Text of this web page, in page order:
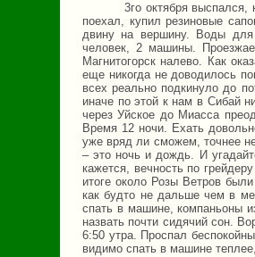
3го октября
поехал, купил резиновые
двину на вершину. Воды
человек, 2 машины.
Магнитогорск налево. Как
еще никогда не доводилось
всех реально подкинуло до
иначе по этой к нам в Сибай
через Уйское до Миасса
Время 12 ночи. Ехать
уже вряд ли сможем, точнее
– это ночь и дождь. И
кажется, вечность по
итоге около Розы Ветров
как будто не дальше чем в
спать в машине, компаньоны
назвать почти сидячий сон.
6:50 утра. Проспал
видимо спать в машине